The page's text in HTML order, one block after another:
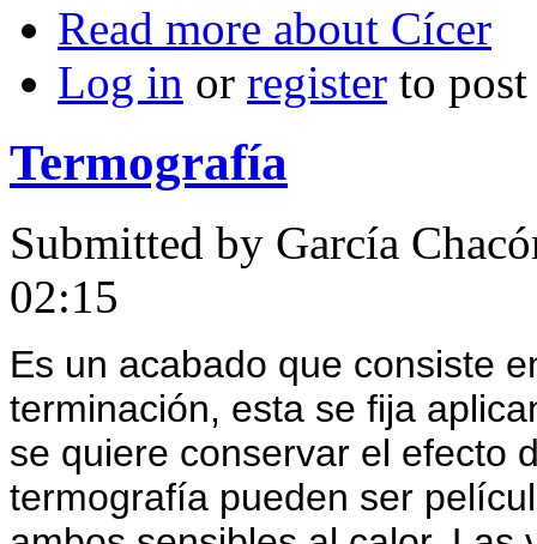
Read more about Cícer
Log in or register to
Termografía
Submitted by García
02:15
Es un acabado que consiste
terminación, esta se fija
se quiere conservar el efecto
termografía pueden ser